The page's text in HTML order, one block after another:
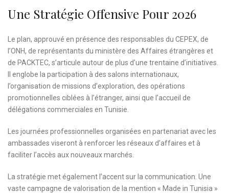
Une Stratégie Offensive Pour 2026
Le plan, approuvé en présence des responsables du CEPEX, de
l’ONH, de représentants du ministère des Affaires étrangères et
de PACKTEC, s’articule autour de plus d’une trentaine d’initiatives.
Il englobe la participation à des salons internationaux,
l’organisation de missions d’exploration, des opérations
promotionnelles ciblées à l’étranger, ainsi que l’accueil de
délégations commerciales en Tunisie.
Les journées professionnelles organisées en partenariat avec les
ambassades viseront à renforcer les réseaux d’affaires et à
faciliter l’accès aux nouveaux marchés.
La stratégie met également l’accent sur la communication. Une
vaste campagne de valorisation de la mention « Made in Tunisia »